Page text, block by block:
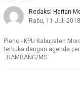
Redaksi Harian
Rabu, 11 Juli 2018
Pleno - KPU Kabupaten
terbuka dengan agenda
: BAMBANG/MS